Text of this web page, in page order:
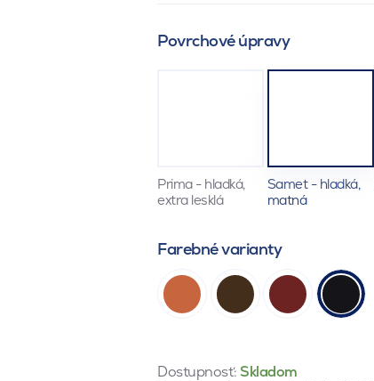
Povrchové úpravy
Prima - hladká,
extra lesklá
Samet - hladká,
matná
Farebné varianty
Dostupnosť: Skladom